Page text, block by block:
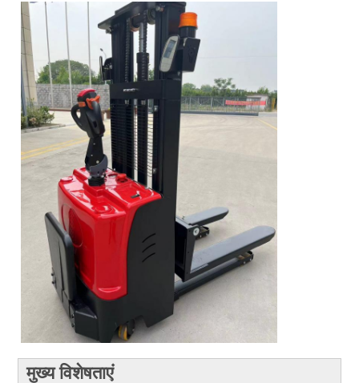
मुख्य विशेषताएं